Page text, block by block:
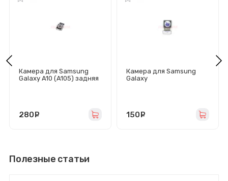
Камера для Samsung
Galaxy A10 (A105) задняя
280
Камера для Samsung
Galaxy
150
Полезные статьи